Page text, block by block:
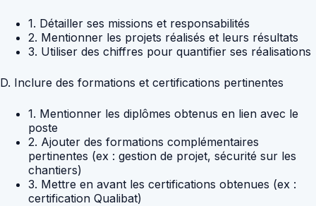
1. Détailler ses missions et responsabilités
2. Mentionner les projets réalisés et leurs résultats
3. Utiliser des chiffres pour quantifier ses réalisations
D. Inclure des formations et certifications pertinentes
1. Mentionner les diplômes obtenus en lien avec le
poste
2. Ajouter des formations complémentaires
pertinentes (ex : gestion de projet, sécurité sur les
chantiers)
3. Mettre en avant les certifications obtenues (ex :
certification Qualibat)